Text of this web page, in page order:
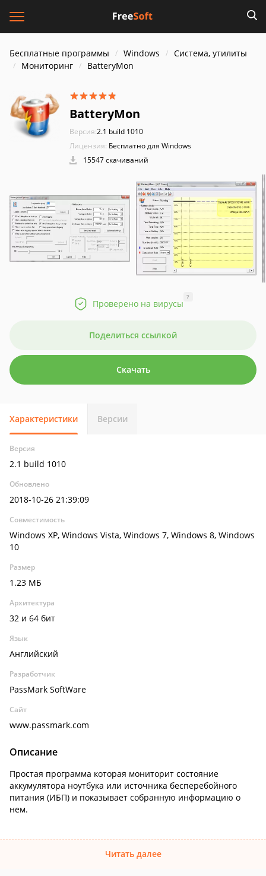
Бесплатные программы Windows
Система, утилиты
Мониторинг
BatteryMon
BatteryMon
Версия:2.1 build 1010
Лицензия: Бесплатно для Windows
15547 скачиваний
Проверено на вирусы
?
Поделиться ссылкой
Скачать
Характеристики Версии
Версия
2.1 build 1010
Обновлено
2018-10-26 21:39:09
Совместимость
Windows XP, Windows Vista, Windows 7, Windows 8, Windows
10
Размер
1.23 МБ
Архитектура
32 и 64 бит
Язык
Английский
Разработчик
PassMark SoftWare
Сайт
www.passmark.com
Описание
Простая программа которая мониторит состояние
аккумулятора ноутбука или источника бесперебойного
питания (ИБП) и показывает собранную информацию о
нем.
Читать далее